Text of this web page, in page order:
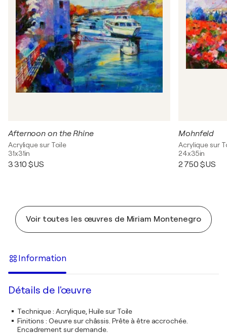
Afternoon on the Rhine
Acrylique sur Toile
31x31in
3 310 $US
Mohnfeld
Acrylique sur
24x35in
2 750 $US
Voir toutes les œuvres de Miriam Montenegro
Information
Détails de l'œuvre
Technique: Acrylique, Huile sur Toile
Finitions : Oeuvre sur châssis. Prête à être accrochée.
Encadrement sur demande.